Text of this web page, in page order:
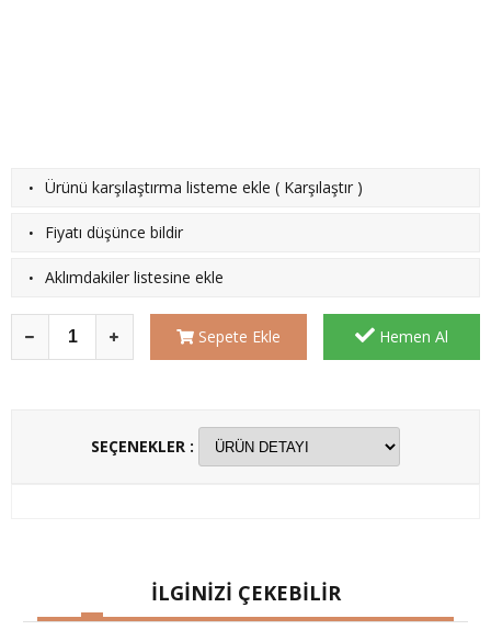
· Ürünü karşılaştırma listeme ekle ( Karşılaştır )
· Fiyatı düşünce bildir
· Aklımdakiler listesine ekle
Sepete Ekle Hemen Al
SEÇENEKLER :
İLGİNİZİ ÇEKEBİLİR